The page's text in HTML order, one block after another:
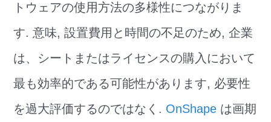
トウェアの使用方法の多様性につながりま
す. 意味, 設置費用と時間の不足のため, 企業
は、シートまたはライセンスの購入において
最も効率的である可能性があります, 必要性
を過大評価するのではなく. OnShape は画期